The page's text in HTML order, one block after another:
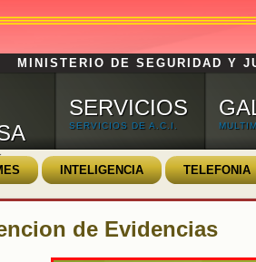
MINISTERIO DE SEGURIDAD Y
SERVICIOS
SERVICIOS DE A.C.I.
INTELIGENCIA TELEFONIA
de Evidencias